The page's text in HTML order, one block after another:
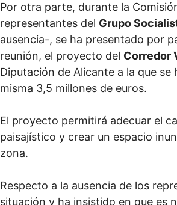
Por otra parte, durante la
representantes del Grupo
ausencia-, se ha presentado por
reunión, el proyecto del Corredor
Diputación de Alicante a la que
misma 3,5 millones de euros.
El proyecto permitirá adecuar el
paisajístico y crear un espacio
zona.
Respecto a la ausencia de los
situación y ha insistido en que es